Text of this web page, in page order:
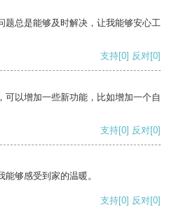
题总是能够及时解决，让我能够安心工
支持[0] 反对[0]
可以增加一些新功能，比如增加一个自
支持[0] 反对[0]
够感受到家的温暖。
支持[0] 反对[0]